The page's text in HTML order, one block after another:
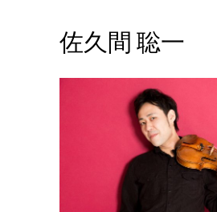
佐久間 聡一